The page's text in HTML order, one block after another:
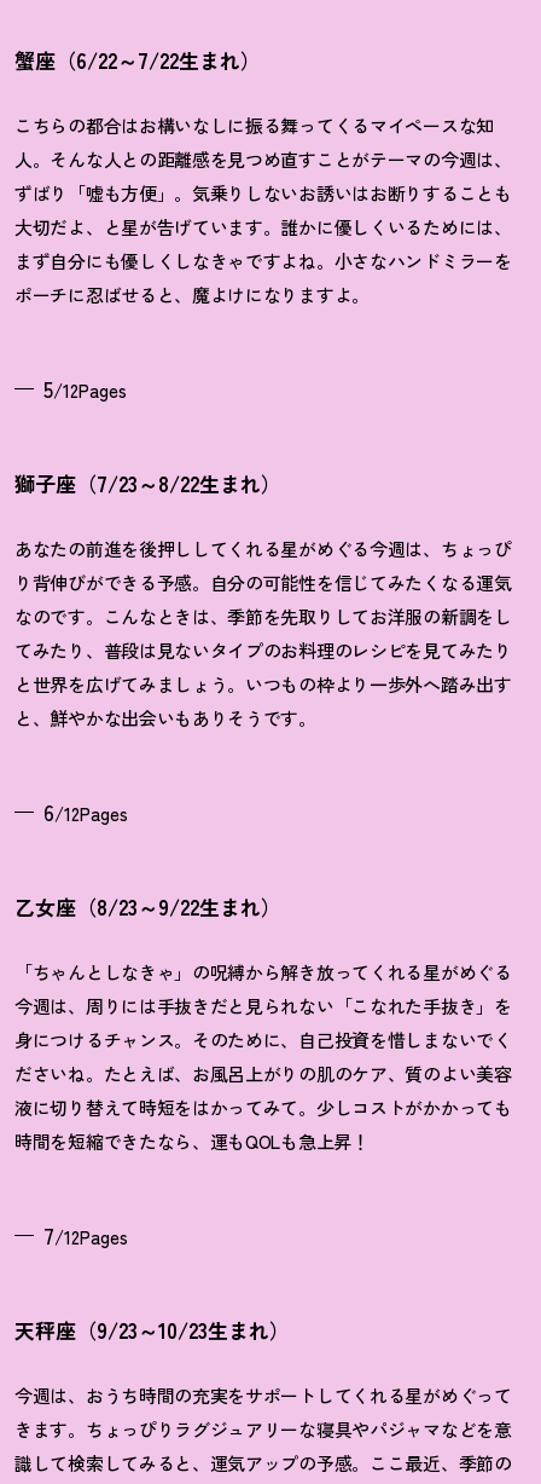
蟹座（6/22～7/22生まれ）
こちらの都合はお構いなしに振る舞ってくるマイペースな知
人。そんな人との距離感を見つめ直すことがテーマの今週は、
ずばり「嘘も方便」。気乗りしないお誘いはお断りすることも
大切だよ、と星が告げています。誰かに優しくいるためには、
まず自分にも優しくしなきゃですよね。小さなハンドミラーを
ポーチに忍ばせると、魔よけになりますよ。
5/12Pages
獅子座（7/23～8/22生まれ）
あなたの前進を後押ししてくれる星がめぐる今週は、ちょっぴ
り背伸びができる予感。自分の可能性を信じてみたくなる運気
なのです。こんなときは、季節を先取りしてお洋服の新調をし
てみたり、普段は見ないタイプのお料理のレシピを見てみたり
と世界を広げてみましょう。いつもの枠より一歩外へ踏み出す
と、鮮やかな出会いもありそうです。
6/12Pages
乙女座（8/23～9/22生まれ）
「ちゃんとしなきゃ」の呪縛から解き放ってくれる星がめぐる
今週は、周りには手抜きだと見られない「こなれた手抜き」を
身につけるチャンス。そのために、自己投資を惜しまないでく
ださいね。たとえば、お風呂上がりの肌のケア、質のよい美容
液に切り替えて時短をはかってみて。少しコストがかかっても
時間を短縮できたなら、運もQOLも急上昇 ！
7/12Pages
天秤座（9/23～10/23生まれ）
今週は、おうち時間の充実をサポートしてくれる星がめぐって
きます。ちょっぴりラグジュアリーな寝具やパジャマなどを意
識して検索してみると、運気アップの予感。ここ最近、季節の